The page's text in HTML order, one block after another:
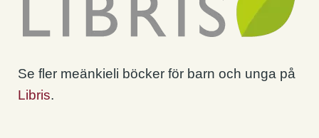
Se fler meänkieli böcker för barn och unga på
Libris.